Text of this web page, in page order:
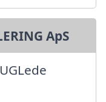
ApS